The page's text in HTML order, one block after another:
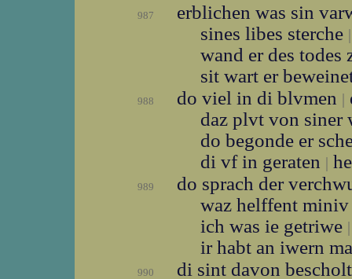
987
erblichen was sin
sines libes sterche |
wand er des todes
sit wart er
988 do viel in di blvmen |
daz plvt von siner
do begonde er
di vf in geraten |
989
do sprach der
waz helffent
ich was ie getriwe |
ir habt an iwern
990
di sint davon